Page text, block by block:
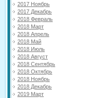
2017 Ноябрь
2017 Декабрь
2018 Февраль
2018 Март
2018 Апрель
2018 Май
2018 Июль
2018 Август
2018 Сентябрь
2018 Октябрь
2018 Ноябрь
2018 Декабрь
2019 Март